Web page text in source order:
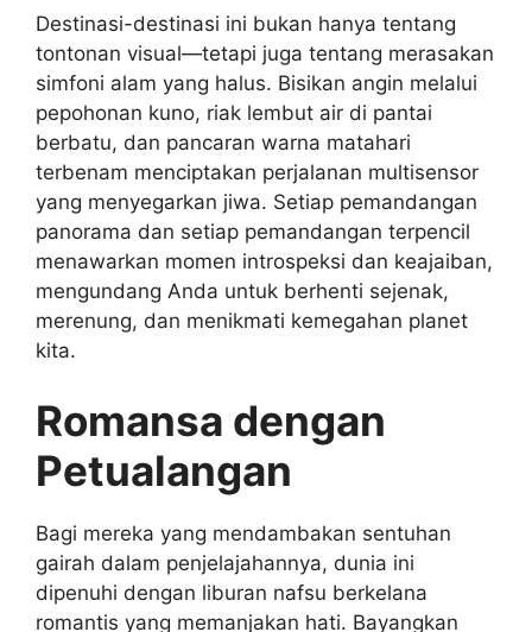
Destinasi-destinasi ini bukan hanya tentang
tontonan visual—tetapi juga tentang merasakan
simfoni alam yang halus. Bisikan angin melalui
pepohonan kuno, riak lembut air di pantai
berbatu, dan pancaran warna matahari
terbenam menciptakan perjalanan multisensor
yang menyegarkan jiwa. Setiap pemandangan
panorama dan setiap pemandangan terpencil
menawarkan momen introspeksi dan keajaiban,
mengundang Anda untuk berhenti sejenak,
merenung, dan menikmati kemegahan planet
kita.
Romansa dengan
Petualangan
Bagi mereka yang mendambakan sentuhan
gairah dalam penjelajahannya, dunia ini
dipenuhi dengan liburan nafsu berkelana
romantis yang memanjakan hati. Bayangkan